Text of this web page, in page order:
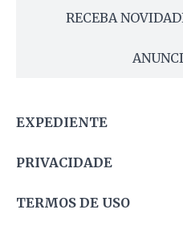
RECEBA
EXPEDIENTE
PRIVACIDADE
TERMOS DE USO